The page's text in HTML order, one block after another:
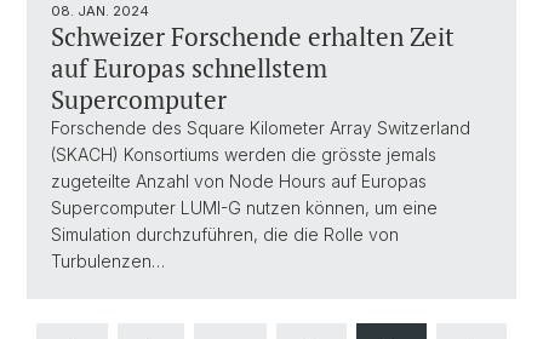
08. JAN. 2024
Schweizer Forschende erhalten Zeit
auf Europas schnellstem
Supercomputer
Forschende des Square Kilometer Array Switzerland
(SKACH) Konsortiums werden die grösste jemals
zugeteilte Anzahl von Node Hours auf Europas
Supercomputer LUMI-G nutzen können, um eine
Simulation durchzuführen, die die Rolle von
Turbulenzen…